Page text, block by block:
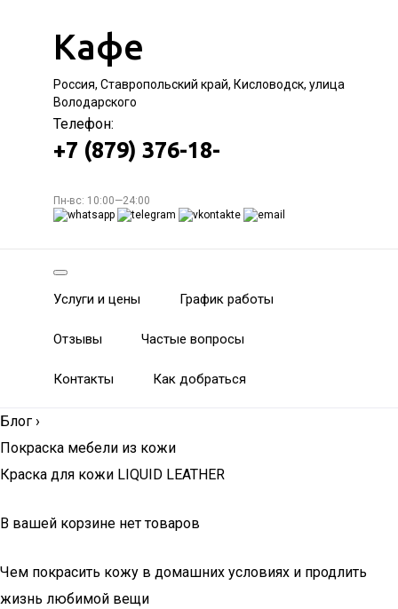
Кафе
Россия, Ставропольский край, Кисловодск, улица
Володарского
Телефон:
+7 (879) 376-18-
Пн-вс: 10:00—24:00
Услуги и цены График работы
Отзывы Частые вопросы
Контакты Как добраться
Блог ›
Покраска мебели из кожи
Краска для кожи LIQUID LEATHER
В вашей корзине нет товаров
Чем покрасить кожу в домашних условиях и продлить
жизнь любимой вещи